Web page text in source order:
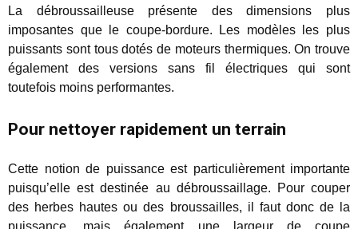
La débroussailleuse présente des dimensions plus
imposantes que le coupe-bordure. Les modèles les plus
puissants sont tous dotés de moteurs thermiques. On trouve
également des versions sans fil électriques qui sont
toutefois moins performantes.
Pour nettoyer rapidement un terrain
Cette notion de puissance est particulièrement importante
puisqu’elle est destinée au débroussaillage. Pour couper
des herbes hautes ou des broussailles, il faut donc de la
puissance, mais également une largeur de coupe